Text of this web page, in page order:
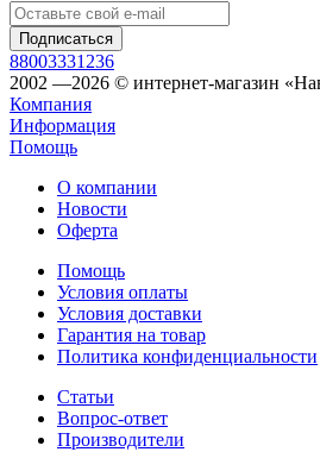
88003331236
2002 —2026 © интернет-магазин
Компания
Информация
Помощь
О компании
Новости
Оферта
Помощь
Условия оплаты
Условия доставки
Гарантия на товар
Политика конфиденциальности
Статьи
Вопрос-ответ
Производители